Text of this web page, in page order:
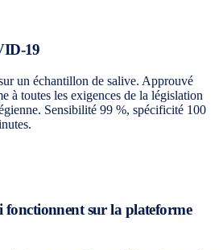
19
un échantillon de salive. Approuvé
à toutes les exigences de la législation
Sensibilité 99 %, spécificité 100
fonctionnent sur la plateforme